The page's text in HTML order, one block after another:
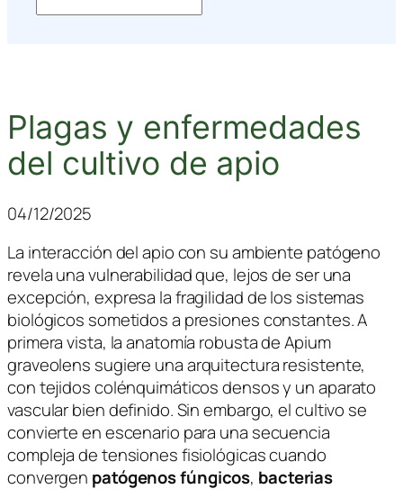
Plagas y enfermedades
del cultivo de apio
04/12/2025
La interacción del apio con su ambiente patógeno
revela una vulnerabilidad que, lejos de ser una
excepción, expresa la fragilidad de los sistemas
biológicos sometidos a presiones constantes. A
primera vista, la anatomía robusta deApium
graveolens sugiere una arquitectura resistente,
con tejidos colénquimáticos densos y un aparato
vascular bien definido. Sin embargo, el cultivo se
convierte en escenario para una secuencia
compleja de tensiones fisiológicas cuando
convergen patógenos fúngicos, bacterias